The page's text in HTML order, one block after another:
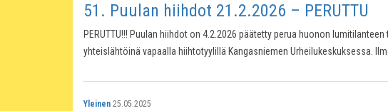
51. Puulan hiihdot 21.2.2026 – PERUTTU
PERUTTU!!! Puulan hiihdot on 4.2.2026 päätetty perua huonon
yhteislähtöinä vapaalla hiihtotyylillä Kangasniemen Urheilukeskuksessa.
Yleinen 25.05.2025